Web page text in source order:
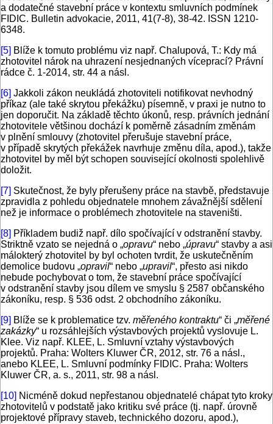
a dodatečné stavební práce v kontextu smluvních podmínek
FIDIC. Bulletin advokacie, 2011, 41(7-8), 38-42. ISSN 1210-
6348.
[5] Blíže k tomuto problému viz např. Chalupová, T.: Kdy má
zhotovitel nárok na uhrazení nesjednaných víceprací? Právní
rádce č. 1-2014, str. 44 a násl.
[6] Jakkoli zákon neukládá zhotoviteli notifikovat nevhodný
příkaz (ale také skrytou překážku) písemně, v praxi je nutno to
jen doporučit. Na základě těchto úkonů, resp. právních jednání
zhotovitele většinou dochází k poměrně zásadním změnám
v plnění smlouvy (zhotovitel přerušuje stavební práce,
v případě skrytých překážek navrhuje změnu díla, apod.), takže
zhotovitel by měl být schopen související okolnosti spolehlivě
doložit.
[7] Skutečnost, že byly přerušeny práce na stavbě, představuje
zpravidla z pohledu objednatele mnohem závažnější sdělení
než je informace o problémech zhotovitele na staveništi.
[8] Příkladem budiž např. dílo spočívající v odstranění stavby.
Striktně vzato se nejedná o „opravu“ nebo „úpravu“ stavby a asi
málokterý zhotovitel by byl ochoten tvrdit, že uskutečněním
demolice budovu „opravil“ nebo „upravil“, přesto asi nikdo
nebude pochybovat o tom, že stavební práce spočívající
v odstranění stavby jsou dílem ve smyslu § 2587 občanského
zákoníku, resp. § 536 odst. 2 obchodního zákoníku.
[9] Blíže se k problematice tzv. měřeného kontraktu“ či „měřené
zakázky“ u rozsáhlejších výstavbových projektů vyslovuje L.
Klee. Viz např. KLEE, L. Smluvní vztahy výstavbových
projektů. Praha: Wolters Kluwer ČR, 2012, str. 76 a násl.,
anebo KLEE, L. Smluvní podmínky FIDIC. Praha: Wolters
Kluwer ČR, a. s., 2011, str. 98 a násl.
[10] Nicméně dokud nepřestanou objednatelé chápat tyto kroky
zhotovitelů v podstatě jako kritiku své práce (tj. např. úrovně
projektové přípravy staveb, technického dozoru, apod.),